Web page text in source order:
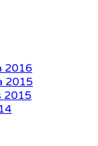
2016
2015
2015